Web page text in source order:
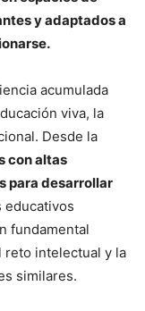
y adaptados a
acumulada
viva, la
Desde la
con altas
para desarrollar
educativos
fundamental
reto intelectual y la
similares.